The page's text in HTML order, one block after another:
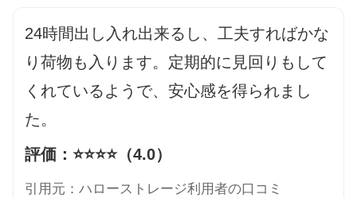
24時間出し入れ出来るし、工夫すればかな
り荷物も入ります。定期的に見回りもして
くれているようで、安心感を得られまし
た。
評価：⭐️⭐️⭐️⭐️（4.0）
引用元：ハローストレージ利用者の口コミ